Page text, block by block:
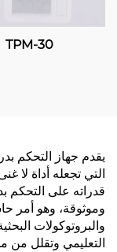
TPM-30
يقدم جهاز التحكم
التي تجعله أداة لا
قدراته على التحكم
وموثوقة، وهو أمر
والبروتوكولات
التعليمي وتقلل من